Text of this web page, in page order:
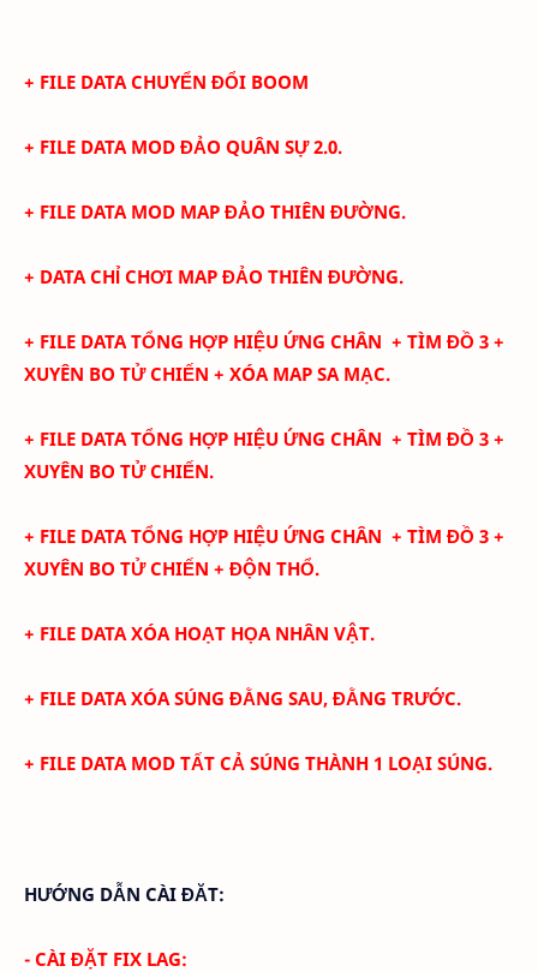
+ FILE DATA CHUYỂN ĐỔI BOOM
+ FILE DATA MOD ĐẢO QUÂN SỰ 2.0.
+ FILE DATA MOD MAP ĐẢO THIÊN ĐƯỜNG.
+ DATA CHỈ CHƠI MAP ĐẢO THIÊN ĐƯỜNG.
+ FILE DATA TỔNG HỢP HIỆU ỨNG CHÂN + TÌM ĐỒ 3 +
XUYÊN BO TỬ CHIẾN + XÓA MAP SA MẠC.
+ FILE DATA TỔNG HỢP HIỆU ỨNG CHÂN + TÌM ĐỒ 3 +
XUYÊN BO TỬ CHIẾN.
+ FILE DATA TỔNG HỢP HIỆU ỨNG CHÂN + TÌM ĐỒ 3 +
XUYÊN BO TỬ CHIẾN + ĐỘN THỔ.
+ FILE DATA XÓA HOẠT HỌA NHÂN VẬT.
+ FILE DATA XÓA SÚNG ĐẰNG SAU, ĐẰNG TRƯỚC.
+ FILE DATA MOD TẤT CẢ SÚNG THÀNH 1 LOẠI SÚNG.
HƯỚNG DẪN CÀI ĐĂT:
- CÀI ĐẶT FIX LAG: